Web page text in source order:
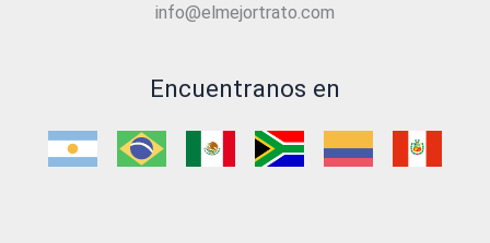
info@elmejortrato.com
Encuentranos en